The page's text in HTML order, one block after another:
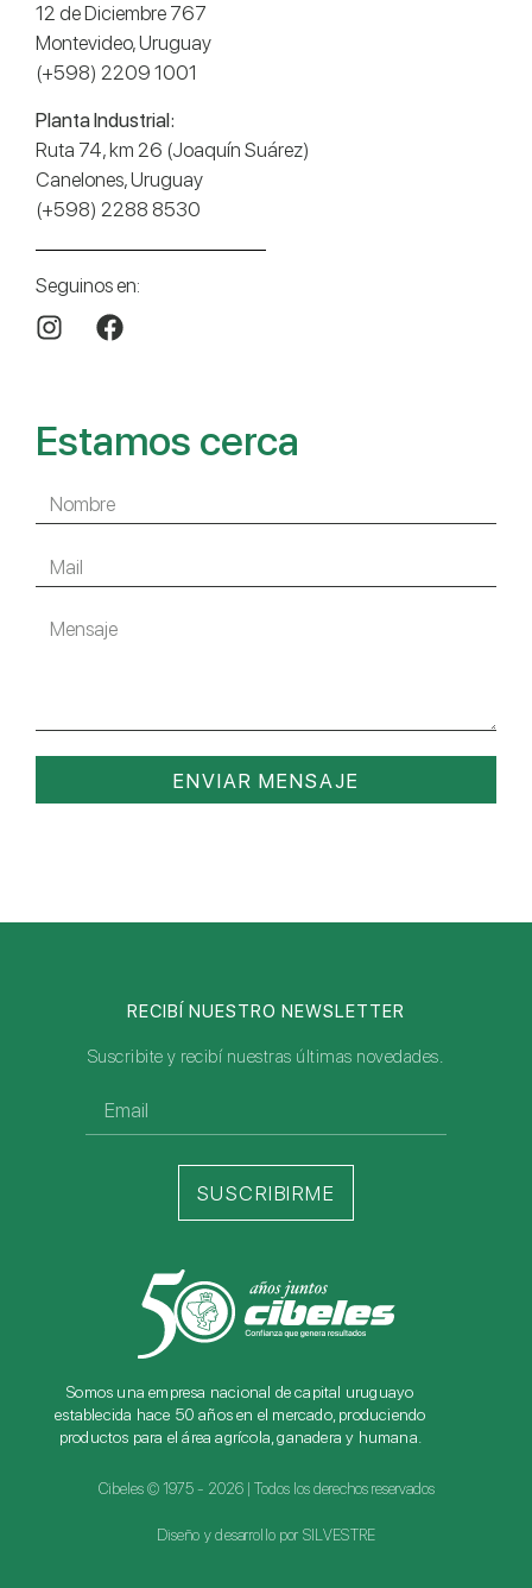
12 de Diciembre 767
Montevideo, Uruguay
(+598) 2209 1001
Planta Industrial:
Ruta 74, km 26 (Joaquín Suárez)
Canelones, Uruguay
(+598) 2288 8530
Seguinos en:
Estamos cerca
ENVIAR MENSAJE
Somos una empresa nacional de capital uruguayo
establecida hace 50 años en el mercado, produciendo
productos para el área agrícola, ganadera y humana.
Cibeles © 1975 - 2026 | Todos los derechos reservados
Diseño y desarrollo por SILVESTRE
RECIBÍ NUESTRO NEWSLETTER
Suscribite y recibí nuestras últimas novedades.
SUSCRIBIRME